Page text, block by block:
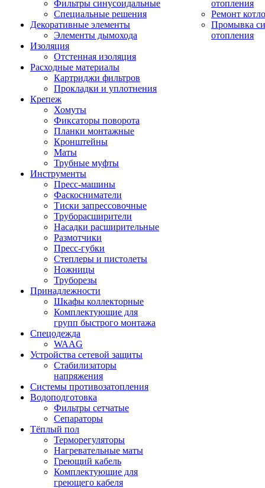
Фильтры синусоидальные
Специальные решения
Декоративные элементы
Элементы дымохода
Изоляция
Отстенная изоляция
Расходные материалы
Картриджи фильтров
Прокладки и уплотнения
Крепеж
Хомуты
Фиксаторы поворота
Планки монтажные
Кронштейны
Маты
Трубные муфты
Инструменты
Пресс-машины
Фаскосниматели
Тиски запрессовочные
Труборасширители
Насадки расширительные
Размотчики
Пресс-губки
Степлеры и пистолеты
Ножницы
Труборезы
Принадлежности
Шкафы коллекторные
Комплектующие для
групп быстрого монтажа
Спецодежда
WAAG
Устройства сетевой защиты
Стабилизаторы
напряжения
Системы противозатопления
Водоподготовка
Фильтры сетчатые
Сепараторы
Тёплый пол
Терморегуляторы
Нагревательные маты
Греющий кабель
Комплектующие для
греющего кабеля
отопления
Ремонт
Промывка
отопления